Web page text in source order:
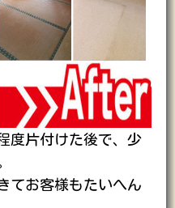
度片付けた後で、少
てお客様もたいへん